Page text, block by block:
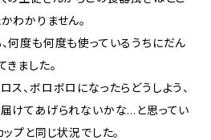
わかりません。
何度も何度も使っているうちにだん
ました。
ス、ボロボロになったらどうしよう、
けてあげられないかな…と思ってい
プと同じ状況でした。